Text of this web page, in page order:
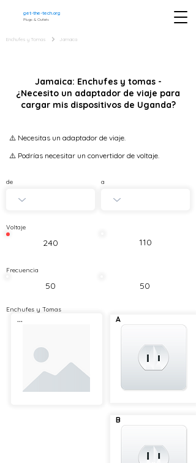
get-the-tech.org
Plugs & Outlets
Enchufes y Tomas Jamaica
Jamaica: Enchufes y tomas -
¿Necesito un adaptador de viaje para
cargar mis dispositivos de Uganda?
⚠️ Necesitas un adaptador de viaje.
⚠️ Podrías necesitar un convertidor de voltaje.
de a
Voltaje
240 110
Frecuencia
50 50
Enchufes y Tomas
... A
B